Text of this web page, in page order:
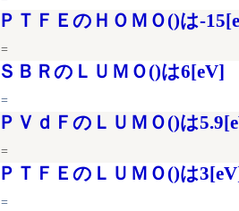
ＰＴＦＥのＨＯＭＯ()は-
=
ＳＢＲのＬＵＭＯ()は6[eV]
=
ＰＶｄＦのＬＵＭＯ()は
=
ＰＴＦＥのＬＵＭＯ()は
=